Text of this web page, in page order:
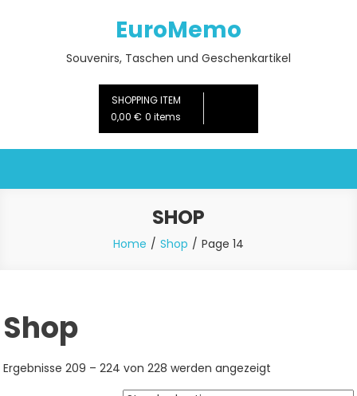
EuroMemo
Souvenirs, Taschen und Geschenkartikel
SHOPPING ITEM
0,00 € 0 items
SHOP
Home Shop Page 14
Shop
Ergebnisse 209 – 224 von 228 werden angezeigt